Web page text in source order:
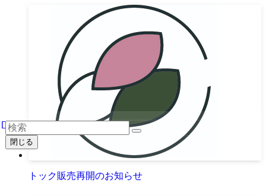
トック販売再開のお知らせ
閉じる